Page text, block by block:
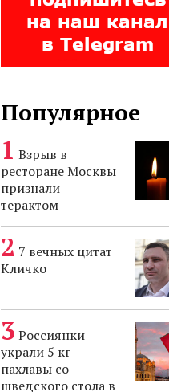
Популярное
Взрыв в
ресторане Москвы
признали
терактом
7 вечных цитат
Кличко
Россиянки
украли 5 кг
пахлавы со
шведского стола в